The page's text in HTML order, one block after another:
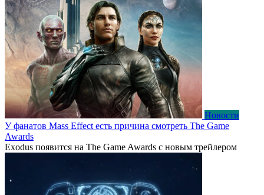
Новости
У фанатов Mass Effect есть причина смотреть The Game
Awards
Exodus появится на The Game Awards с новым трейлером